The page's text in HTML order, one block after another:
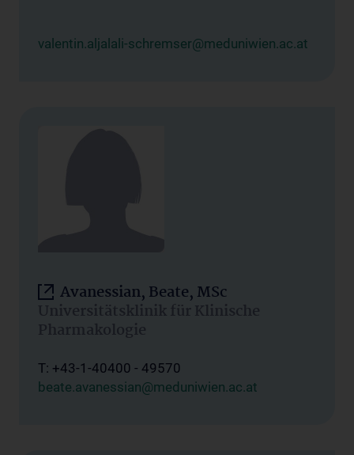
valentin.aljalali-schremser@meduniwien.ac.at
Avanessian, Beate, MSc
Universitätsklinik für Klinische
Pharmakologie
T: +43-1-40400 - 49570
beate.avanessian@meduniwien.ac.at